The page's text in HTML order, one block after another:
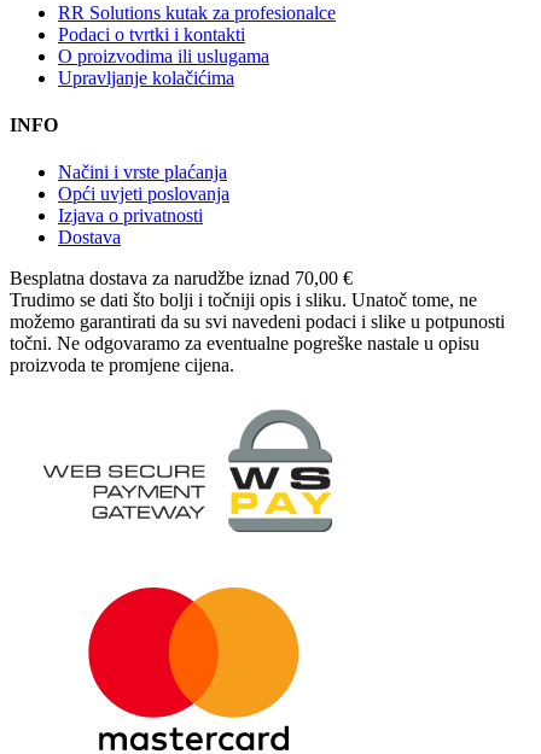
RR Solutions kutak za profesionalce
Podaci o tvrtki i kontakti
O proizvodima ili uslugama
Upravljanje kolačićima
INFO
Načini i vrste plaćanja
Opći uvjeti poslovanja
Izjava o privatnosti
Dostava
Besplatna dostava za narudžbe iznad 70,00 €
Trudimo se dati što bolji i točniji opis i sliku. Unatoč tome, ne
možemo garantirati da su svi navedeni podaci i slike u potpunosti
točni. Ne odgovaramo za eventualne pogreške nastale u opisu
proizvoda te promjene cijena.